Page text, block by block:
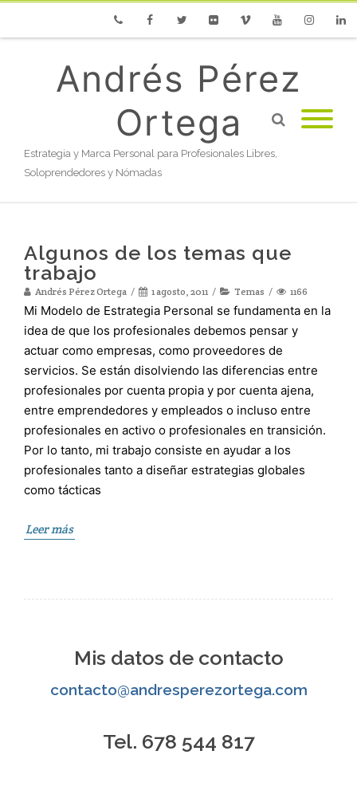
Andrés Pérez
Ortega
Estrategia y Marca Personal para Profesionales Libres,
Soloprendedores y Nómadas
Algunos de los temas que
trabajo
Andrés Pérez Ortega 1 agosto, 2011 Temas 1166
Mi Modelo de Estrategia Personal se fundamenta en la
idea de que los profesionales debemos pensar y
actuar como empresas, como proveedores de
servicios. Se están disolviendo las diferencias entre
profesionales por cuenta propia y por cuenta ajena,
entre emprendedores y empleados o incluso entre
profesionales en activo o profesionales en transición.
Por lo tanto, mi trabajo consiste en ayudar a los
profesionales tanto a diseñar estrategias globales
como tácticas
Leer más
Mis datos de contacto
contacto@andresperezortega.com
Tel. 678 544 817